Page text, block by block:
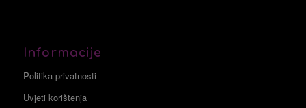
Informacije
Politika privatnosti
Uvjeti korištenja